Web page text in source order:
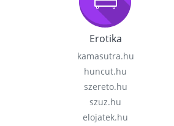
Erotika
kamasutra.hu
huncut.hu
szereto.hu
szuz.hu
elojatek.hu